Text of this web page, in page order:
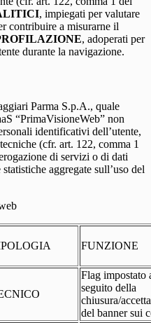
, impiegati per valutare
contribuire a misurarne il
, adoperati per
durante la navigazione.
Parma S.p.A., quale
“PrimaVisioneWeb” non
identificativi dell’utente,
(cfr. art. 122, comma 1
di servizi o di dati
aggregate sull’uso del
FUNZIONE
Flag impostato
seguito della
chiusura/
del banner sui